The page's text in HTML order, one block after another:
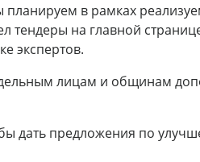
планируем в рамках
тендеры на главной
экспертов.
лицам и общинам
дать предложения по